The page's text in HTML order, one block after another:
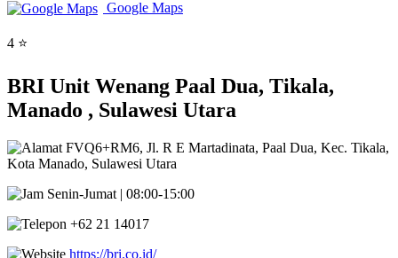
Google Maps
4 ⭐
BRI Unit Wenang Paal Dua, Tikala,
Manado , Sulawesi Utara
FVQ6+RM6, Jl. R E Martadinata, Paal Dua, Kec. Tikala,
Kota Manado, Sulawesi Utara
Senin-Jumat | 08:00-15:00
+62 21 14017
https://bri.co.id/